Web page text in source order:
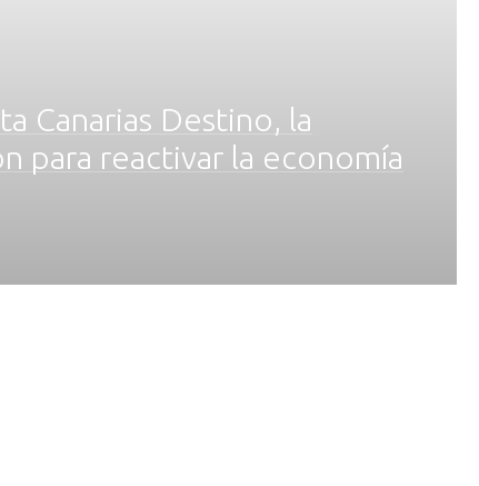
Canarias Destino, la
para reactivar la economía